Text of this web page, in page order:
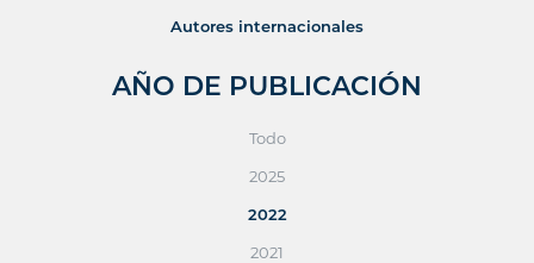
Autores internacionales
AÑO DE PUBLICACIÓN
Todo
2025
2022
2021